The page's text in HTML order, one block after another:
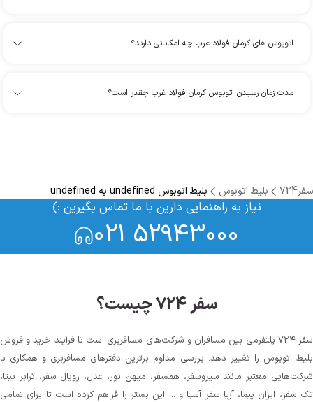
اتوبوس های کرمان فولاد غرب چه امکاناتی دارند؟
مدت زمان رسیدن اتوبوس کرمان فولاد غرب چقدر است؟
سفر724 بلیط اتوبوس بلیط اتوبوس undefined به undefined
نیاز به راهنمایی دارین با ما تماس بگیرین :)
021 52943000
سفر ۷۲۴ چیست؟
سفر ۷۲۴ پلتفرمی بین مسافران و شرکت‌های مسافربری است تا فرآیند خرید و فروش
بلیط اتوبوس را تغییر دهد. بررسی مداوم برترین دفترهای مسافربری و همکاری با
شرکت‌هایی معتبر مانند سیروسفر، همسفر، میهن‌ نور، عدل، رویال سفر، ترابر بیتا،
تک سفر، ایران پیما، آریا سفر آسیا و ... این بستر را فراهم کرده است تا برای تمامی